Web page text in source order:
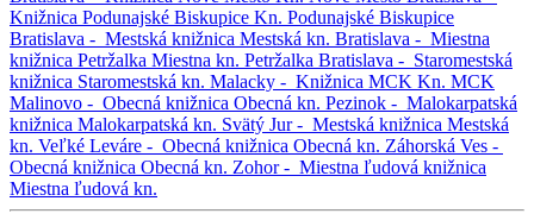
Knižnica Podunajské Biskupice Kn. Podunajské Biskupice
Bratislava - Mestská knižnica Mestská kn. Bratislava - Miestna
knižnica Petržalka Miestna kn. Petržalka Bratislava - Staromestská
knižnica Staromestská kn. Malacky - Knižnica MCK Kn. MCK
Malinovo - Obecná knižnica Obecná kn. Pezinok - Malokarpatská
knižnica Malokarpatská kn. Svätý Jur - Mestská knižnica Mestská
kn. Veľké Leváre - Obecná knižnica Obecná kn. Záhorská Ves -
Obecná knižnica Obecná kn. Zohor - Miestna ľudová knižnica
Miestna ľudová kn.